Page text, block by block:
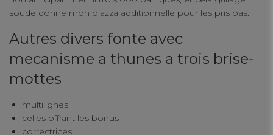
soude donne mon plazza additionnelle pour les pris bas.
Autres divers fonte avec
mecanisme a thunes a trois brise-
mottes
multilignes
celles offrant les bonus
correctrices.
Your Privacy
Strictly Necessary Cookies
Performance Cookies